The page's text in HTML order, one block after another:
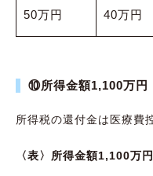
50万円 40万円
⑩所得金額1,100万円
所得税の還付金は医療費
〈表〉所得金額1,100万